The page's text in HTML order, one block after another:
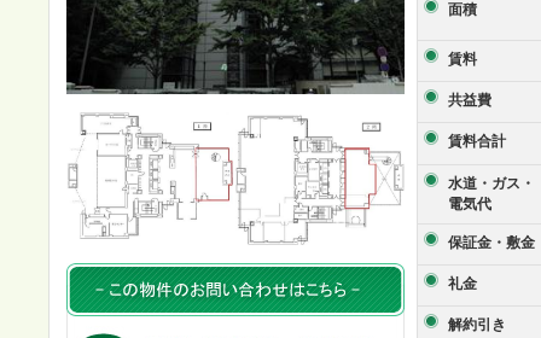
面積
賃料
共益費
賃料合計
水道・ガス・
電気代
保証金・敷金
礼金
解約引き